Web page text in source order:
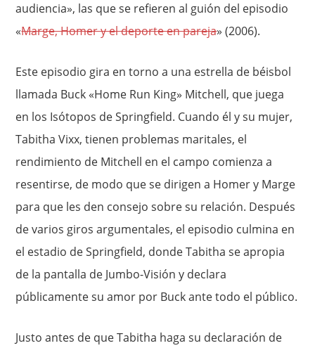
audiencia», las que se refieren al guión del episodio
«Marge, Homer y el deporte en pareja» (2006).
Este episodio gira en torno a una estrella de béisbol
llamada Buck «Home Run King» Mitchell, que juega
en los Isótopos de Springfield. Cuando él y su mujer,
Tabitha Vixx, tienen problemas maritales, el
rendimiento de Mitchell en el campo comienza a
resentirse, de modo que se dirigen a Homer y Marge
para que les den consejo sobre su relación. Después
de varios giros argumentales, el episodio culmina en
el estadio de Springfield, donde Tabitha se apropia
de la pantalla de Jumbo-Visión y declara
públicamente su amor por Buck ante todo el público.
Justo antes de que Tabitha haga su declaración de